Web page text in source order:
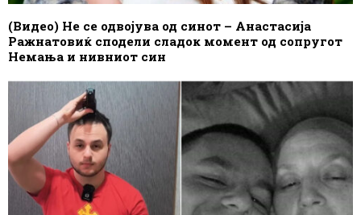
(Видео) Не се одвојува од синот – Анастасија
Ражнатовиќ сподели сладок момент од сопругот
Немања и нивниот син